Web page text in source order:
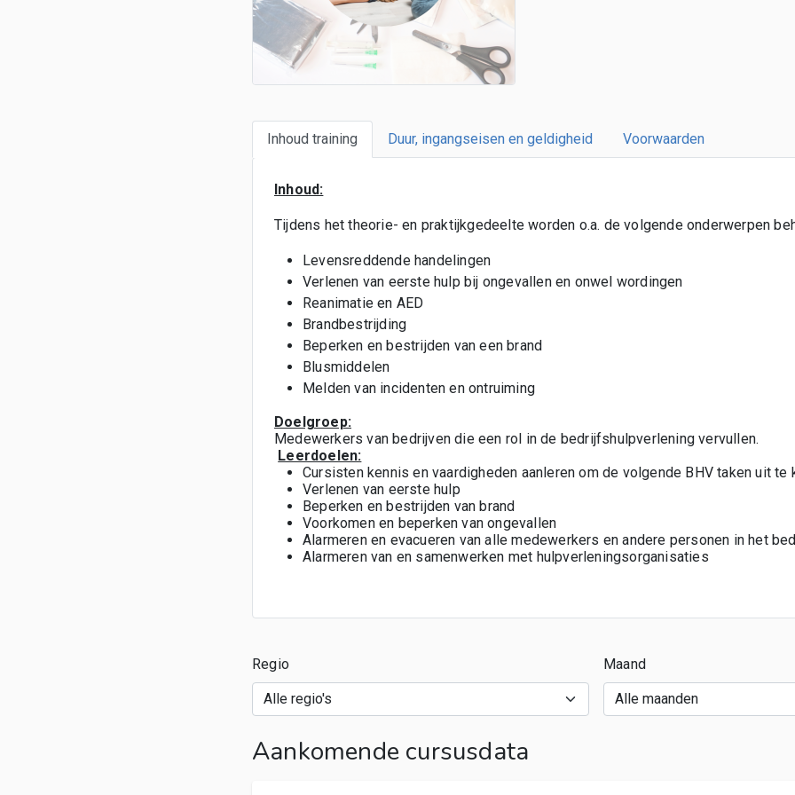
Inhoud training Duur, ingangseisen en geldigheid Voorwaarden
Inhoud:
Tijdens het theorie- en praktijkgedeelte worden o.a. de volgende onderwerpen
Levensreddende handelingen
Verlenen van eerste hulp bij ongevallen en onwel wordingen
Reanimatie en AED
Brandbestrijding
Beperken en bestrijden van een brand
Blusmiddelen
Melden van incidenten en ontruiming
Doelgroep:
Medewerkers van bedrijven die een rol in de bedrijfshulpverlening vervullen.
Leerdoelen:
Cursisten kennis en vaardigheden aanleren om de volgende BHV taken uit te
Verlenen van eerste hulp
Beperken en bestrijden van brand
Voorkomen en beperken van ongevallen
Alarmeren en evacueren van alle medewerkers en andere personen in het
Alarmeren van en samenwerken met hulpverleningsorganisaties
Regio Maand
Aankomende cursusdata